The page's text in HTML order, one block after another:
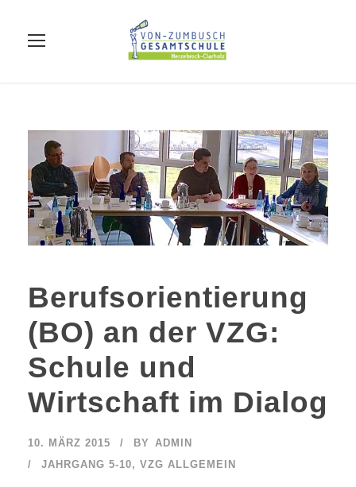
Berufsorientierung
(BO) an der VZG:
Schule und
Wirtschaft im Dialog
10. MÄRZ 2015 BY
ADMIN
JAHRGANG 5-10, VZG ALLGEMEIN